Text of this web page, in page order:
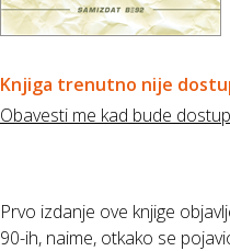
Knjiga trenutno nije
Obavesti me kad bude
Prvo izdanje ove knjige
90-ih, naime, otkako se